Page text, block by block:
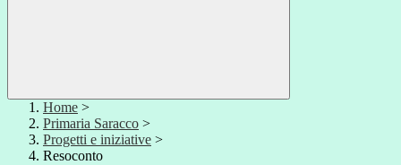
Home >
Primaria Saracco >
Progetti e iniziative >
Resoconto